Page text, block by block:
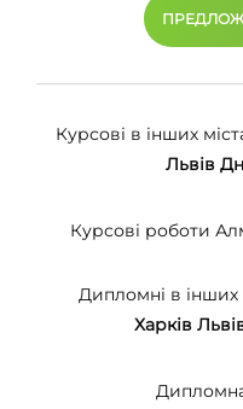
Курсові в інших
Львів
Курсові роботи
Дипломні в інших
Харків